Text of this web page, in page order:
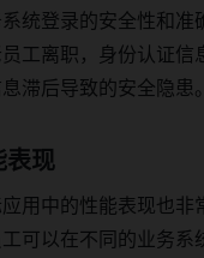
统登录的安全性和准
工离职，身份认证信
滞后导致的安全隐患。
表现
用中的性能表现也非
可以在不同的业务系